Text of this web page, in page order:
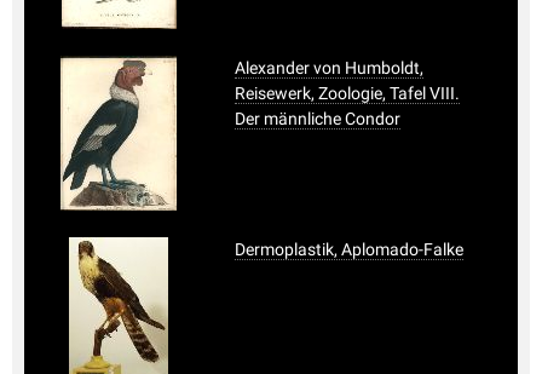
Alexander von Humboldt,
Reisewerk, Zoologie, Tafel VIII.
Der männliche Condor
Dermoplastik, Aplomado-Falke